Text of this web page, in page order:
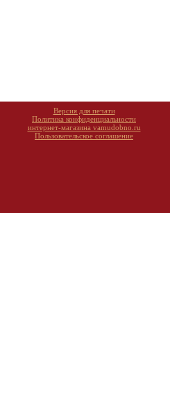
Версия для печати
Политика конфиденциальности
интернет-магазина vamudobno.ru
Пользовательское соглашение